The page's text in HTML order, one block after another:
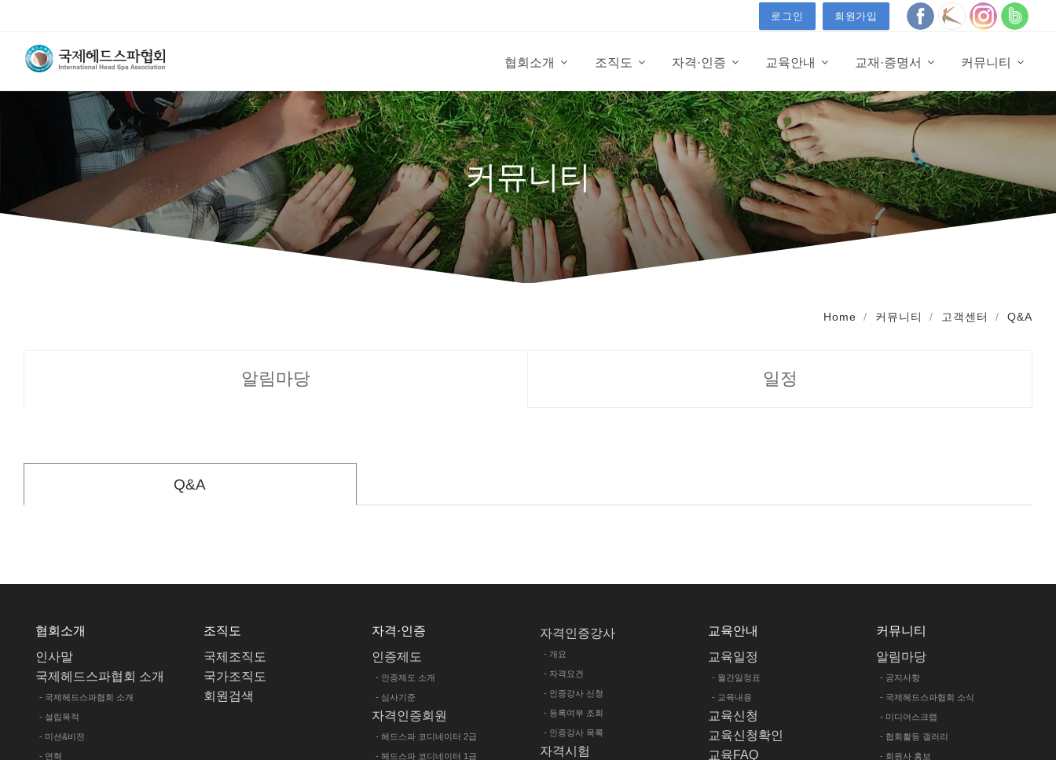
로그인 회원가입
협회소개 조직도 자격·인증 교육안내 교재·증명서 커뮤니티
커뮤니티
Home 커뮤니티 고객센터 Q&A
알림마당 일정
Q&A
협회소개
인사말
국제헤드스파협회 소개
- 국제헤드스파협회 소개
- 설립목적
- 미션&비전
- 연혁
조직도
국제조직도
국가조직도
회원검색
자격·인증
인증제도
- 인증제도 소개
- 심사기준
자격인증회원
- 헤드스파 코디네이터 2급
- 헤드스파 코디네이터 1급
자격인증강사
- 개요
- 자격요건
- 인증강사 신청
- 등록여부 조회
- 인증강사 목록
자격시험
교육안내
교육일정
- 월간일정표
- 교육내용
교육신청
교육신청확인
교육FAQ
커뮤니티
알림마당
- 공지사항
- 국제헤드스파협회 소식
- 미디어스크랩
- 협회활동 갤러리
- 회원사 홍보